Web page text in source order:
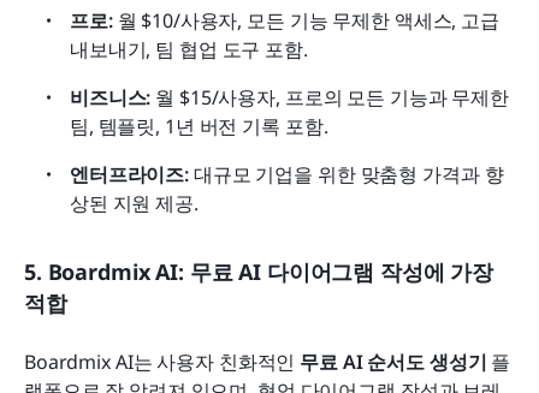
프로: 월 $10/사용자, 모든 기능 무제한 액세스, 고급
내보내기, 팀 협업 도구 포함.
비즈니스: 월 $15/사용자, 프로의 모든 기능과 무제한
팀, 템플릿, 1년 버전 기록 포함.
엔터프라이즈: 대규모 기업을 위한 맞춤형 가격과 향
상된 지원 제공.
5. Boardmix AI: 무료 AI 다이어그램 작성에 가장
적합
Boardmix AI는 사용자 친화적인 무료 AI 순서도 생성기 플